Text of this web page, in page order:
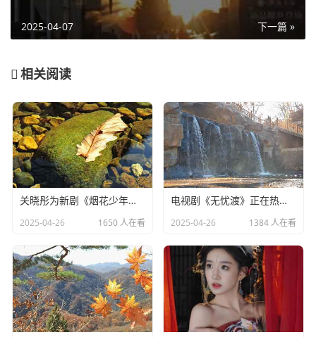
下一篇 »
2025-04-07
相关阅读
关晓彤为新剧《烟花少年》宣传，全程不语只是一味搞事业
2025-04-26 1650 人在看
电视剧《无忧渡》正在热播，24岁女演员夏依丹被曝去世
2025-04-26 1384 人在看